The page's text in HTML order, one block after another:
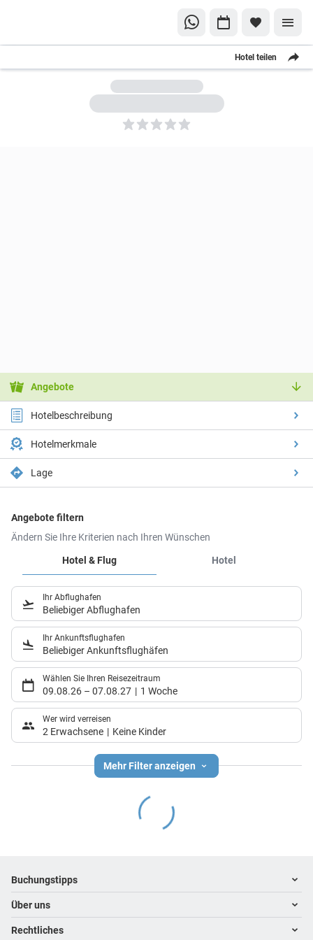
Hotel teilen
5
Angebote
Hotelbeschreibung
Hotelmerkmale
Lage
Angebote filtern
Ändern Sie Ihre Kriterien nach Ihren Wünschen
Hotel & Flug
Hotel
Ihr Abflughafen
Beliebiger Abflughafen
Ihr Ankunftsflughafen
Beliebiger Ankunftsflughäfen
Wählen Sie Ihren Reisezeitraum
09.08.26 – 07.08.27 1 Woche
Wer wird verreisen
2 Erwachsene Keine Kinder
Mehr Filter anzeigen
Footer navigation
Buchungstipps
Warum im Reisebüro buchen
Hoteltipps
Über uns
Kontakt
Rechtliches